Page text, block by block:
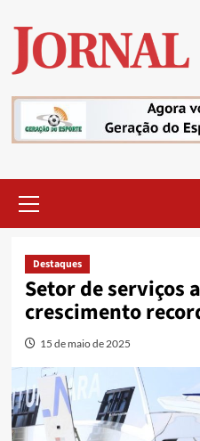
content
Menu
Destaques
Setor de serviços
crescimento
15 de maio de 2025